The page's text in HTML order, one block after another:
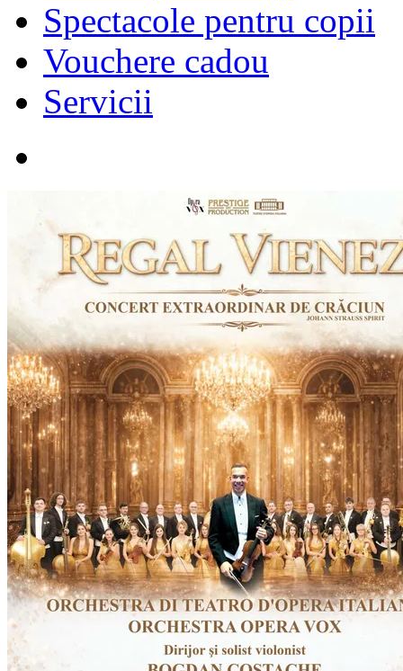
Spectacole pentru copii
Vouchere cadou
Servicii